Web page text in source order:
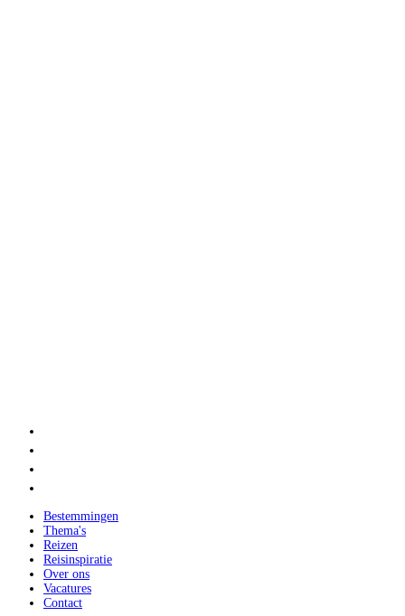
Bestemmingen
Thema's
Reizen
Reisinspiratie
Over ons
Vacatures
Contact